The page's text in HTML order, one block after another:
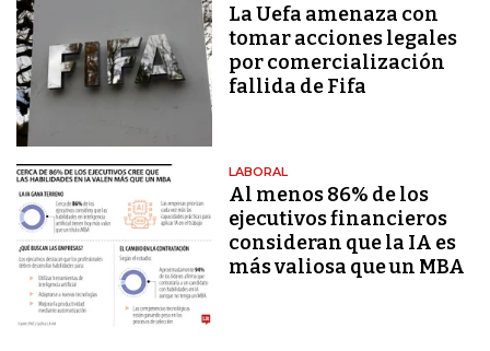
La Uefa amenaza con
tomar acciones legales
por comercialización
fallida de Fifa
LABORAL
Al menos 86% de los
ejecutivos financieros
consideran que la IA es
más valiosa que un MBA